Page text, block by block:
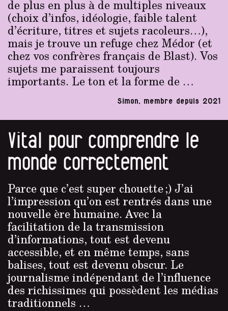
de plus en plus à de multiples niveaux
(choix d’infos, idéologie, faible talent
d’écriture, titres et sujets racoleurs…),
mais je trouve un refuge chez Médor (et
chez vos confrères français de Blast). Vos
sujets me paraissent toujours
importants. Le ton et la forme de …
Simon, membre depuis 2021
Vital pour comprendre le
monde correctement
Parce que c’est super chouette ;) J’ai
l’impression qu’on est rentrés dans une
nouvelle ère humaine. Avec la
facilitation de la transmission
d’informations, tout est devenu
accessible, et en même temps, sans
balises, tout est devenu obscur. Le
journalisme indépendant de l’influence
des richissimes qui possèdent les médias
traditionnels …